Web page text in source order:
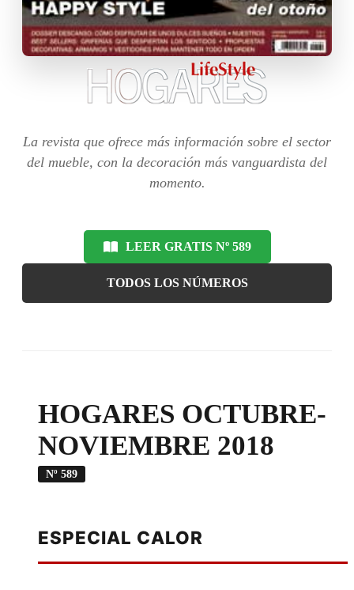
La revista que ofrece más información sobre el sector
del mueble, con la decoración más vanguardista del
momento.
LEER GRATIS Nº 589
TODOS LOS NÚMEROS
HOGARES OCTUBRE-
NOVIEMBRE 2018
Nº 589
ESPECIAL CALOR